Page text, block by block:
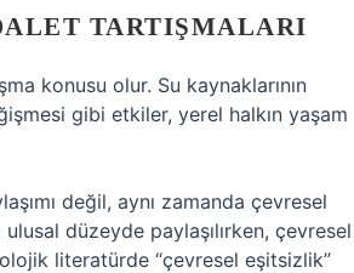
TARTIŞMALARI
konusu olur. Su kaynaklarının
gibi etkiler, yerel halkın yaşam
değil, aynı zamanda çevresel
düzeyde paylaşılırken, çevresel
literatürde “çevresel eşitsizlik”